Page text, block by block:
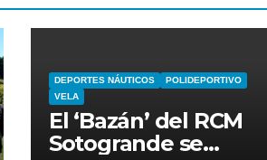
DEPORTES NÁUTICOS
POLIDEPORTIVO
VELA
El ‘Bazán’ del RCM
Sotogrande se